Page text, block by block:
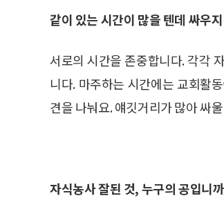
같이 있는 시간이 많을 텐데 싸우
서로의 시간을 존중합니다. 각각
니다. 마주하는 시간에는 교회활
견을 나눠요. 얘깃거리가 많아 싸
자식농사 잘된 것, 누구의 공입니